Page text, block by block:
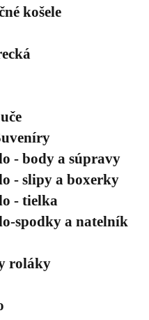
košele
- body a súpravy
- slipy a boxerky
- tielka
spodky a natelník
roláky